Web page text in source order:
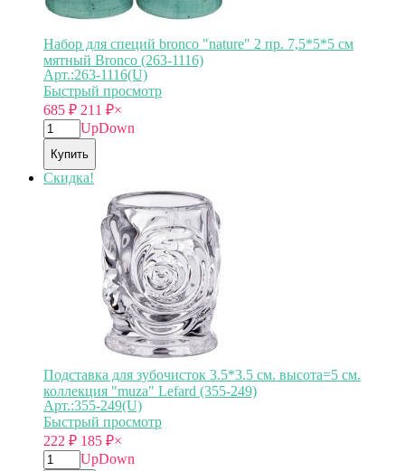
Набор для специй bronco "nature" 2 пр. 7,5*5*5 см
мятный Bronco (263-1116)
Арт.:263-1116(U)
Быстрый просмотр
685 ₽ 211 ₽×
UpDown
Купить
Скидка!
Подставка для зубочисток 3.5*3.5 см. высота=5 см.
коллекция "muza" Lefard (355-249)
Арт.:355-249(U)
Быстрый просмотр
222 ₽ 185 ₽×
UpDown